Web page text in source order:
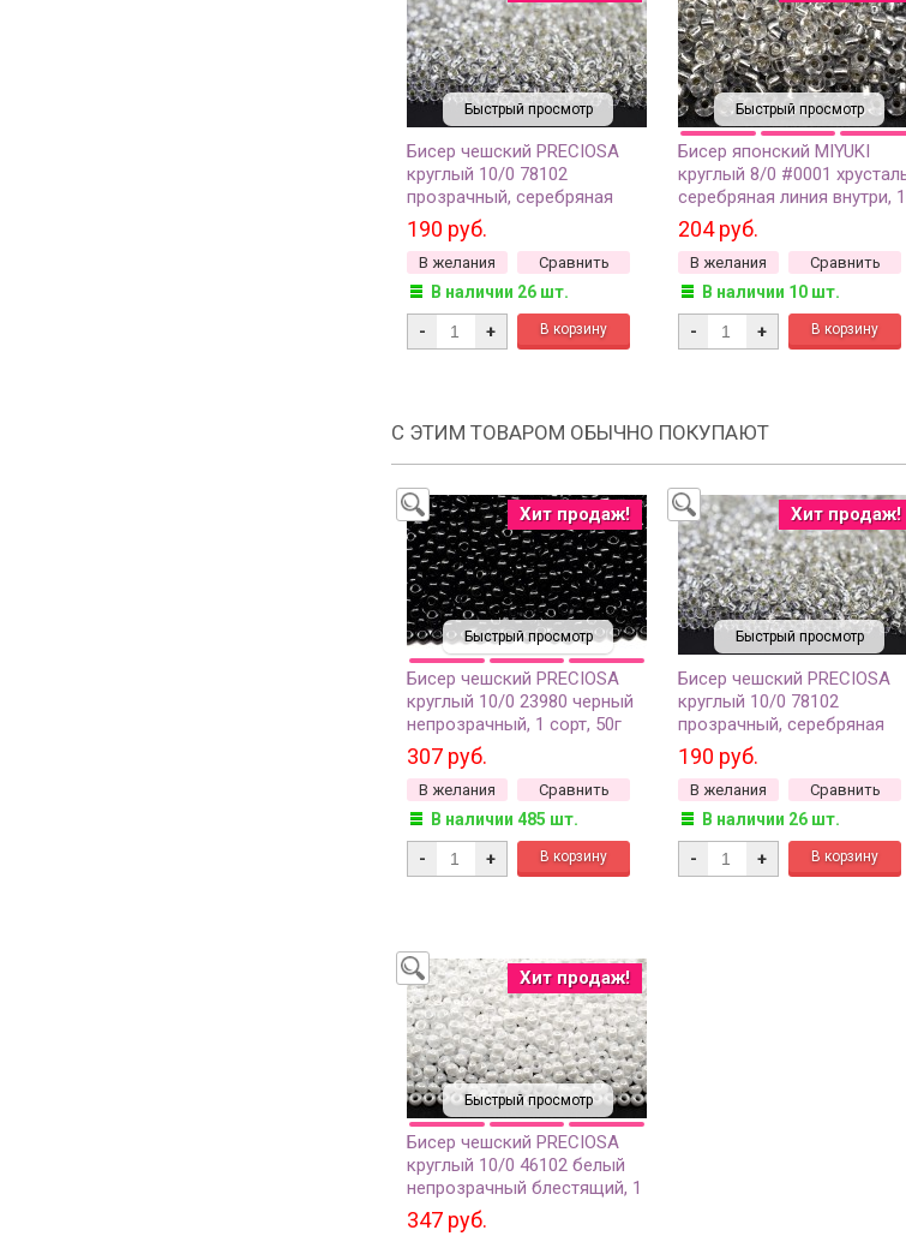
Быстрый просмотр
Бисер чешский PRECIOSA
круглый 10/0 78102
прозрачный, серебряная
линия внутри, 20 грамм
190 руб.
В желания Сравнить
В наличии 26 шт.
- +
Быстрый просмотр
Бисер японский MIYUKI
круглый 8/0 #0001
серебряная линия внутри,
грамм
204 руб.
В желания Сравнить
В наличии 10 шт.
- +
С ЭТИМ ТОВАРОМ ОБЫЧНО ПОКУПАЮТ
Быстрый просмотр
Хит продаж!
Бисер чешский PRECIOSA
круглый 10/0 23980 черный
непрозрачный, 1 сорт, 50г
307 руб.
В желания Сравнить
В наличии 485 шт.
- +
Быстрый просмотр
Хит продаж!
Бисер чешский PRECIOSA
круглый 10/0 78102
прозрачный, серебряная
линия внутри, 20 грамм
190 руб.
В желания Сравнить
В наличии 26 шт.
- +
Быстрый просмотр
Хит продаж!
Бисер чешский PRECIOSA
круглый 10/0 46102 белый
непрозрачный блестящий, 1
сорт, 50г
347 руб.